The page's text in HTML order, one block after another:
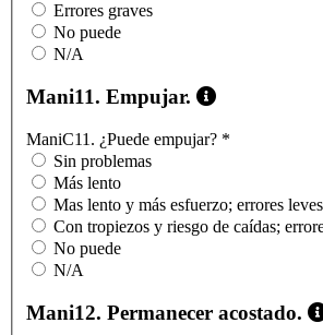
Errores graves
No puede
N/A
Mani11. Empujar.
ManiC11. ¿Puede empujar? *
Sin problemas
Más lento
Mas lento y más esfuerzo; errores leves
Con tropiezos y riesgo de caídas;
No puede
N/A
Mani12. Permanecer acostado.